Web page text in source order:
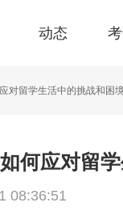
动态
对留学生活中的挑战和困
何应对留
08:36:51